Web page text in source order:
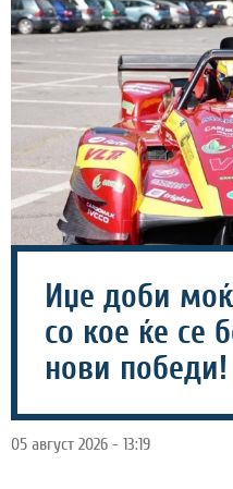
Иџе доби
со кое ќе се
нови
05 август 2026 - 13:19